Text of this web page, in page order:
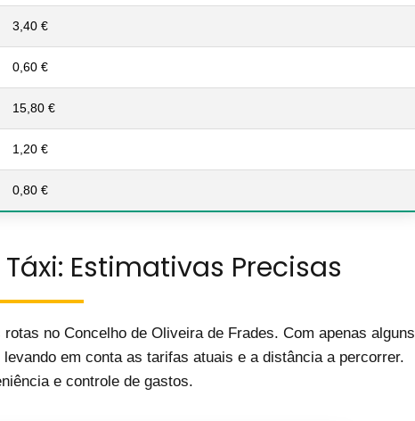
3,40 €
0,60 €
15,80 €
1,20 €
0,80 €
Estimativas Precisas
no Concelho de Oliveira de Frades. Com apenas alguns
em conta as tarifas atuais e a distância a percorrer.
e controle de gastos.